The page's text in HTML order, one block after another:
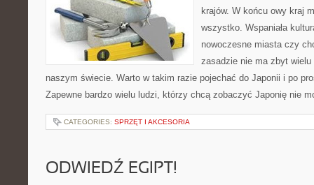
krajów. W końcu owy kraj
wszystko. Wspaniała
nowoczesne miasta czy
zasadzie nie ma zbyt
naszym świecie. Warto w takim razie pojechać do Japonii i po
Zapewne bardzo wielu ludzi, którzy chcą zobaczyć Japonię nie
CATEGORIES: SPRZĘT I AKCESORIA
ODWIEDŹ EGIPT!